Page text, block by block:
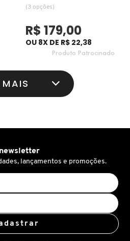
(3 opções)
R$ 179,00
OU 8X DE R$ 22,38
Produto Patrocinado
MAIS
lançamentos e promoções.